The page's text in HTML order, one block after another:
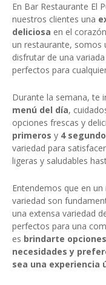
En Bar Restaurante El
nuestros clientes una
deliciosa en el
un restaurante, somos
disfrutar de una
perfectos para
Durante la semana, te
menú del día,
opciones frescas y
primeros y 4
variedad para
ligeras y saludables
Entendemos que en
variedad son
una extensa variedad
perfectos para una
es brindarte
necesidades y
sea una experiencia